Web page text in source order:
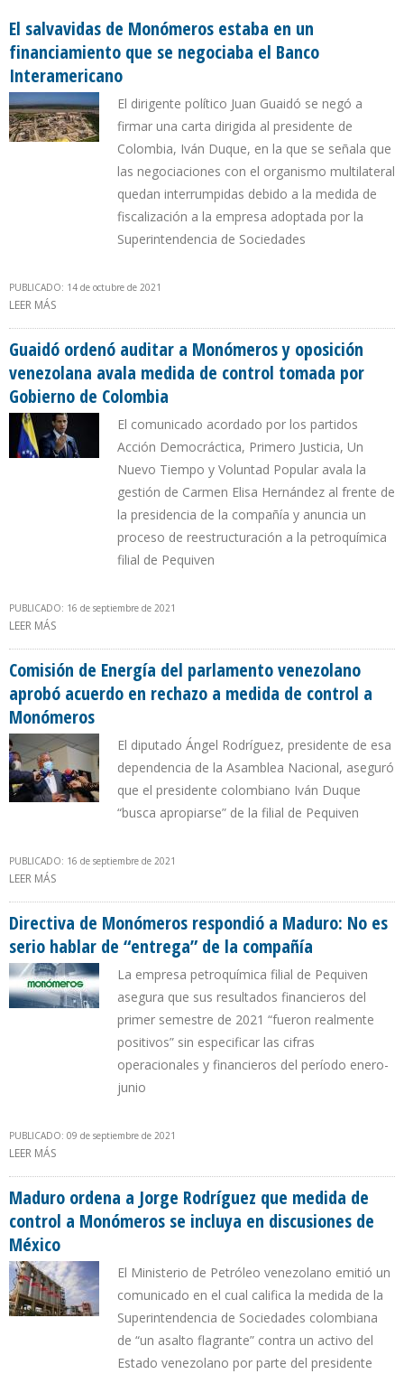
El salvavidas de Monómeros estaba en un
financiamiento que se negociaba el Banco
Interamericano
El dirigente político Juan Guaidó se negó a
firmar una carta dirigida al presidente de
Colombia, Iván Duque, en la que se señala que
las negociaciones con el organismo multilateral
quedan interrumpidas debido a la medida de
fiscalización a la empresa adoptada por la
Superintendencia de Sociedades
PUBLICADO: 14 de octubre de 2021
LEER MÁS
INTERAMERICANO
Guaidó ordenó auditar a Monómeros y oposición
venezolana avala medida de control tomada por
Gobierno de Colombia
El comunicado acordado por los partidos
Acción Democráctica, Primero Justicia, Un
Nuevo Tiempo y Voluntad Popular avala la
gestión de Carmen Elisa Hernández al frente de
la presidencia de la compañía y anuncia un
proceso de reestructuración a la petroquímica
filial de Pequiven
PUBLICADO: 16 de septiembre de 2021
LEER MÁS
GOBIERNO DE COLOMBIA
Comisión de Energía del parlamento venezolano
aprobó acuerdo en rechazo a medida de control a
Monómeros
El diputado Ángel Rodríguez, presidente de esa
dependencia de la Asamblea Nacional, aseguró
que el presidente colombiano Iván Duque
“busca apropiarse” de la filial de Pequiven
PUBLICADO: 16 de septiembre de 2021
LEER MÁS
MONÓMEROS
Directiva de Monómeros respondió a Maduro: No es
serio hablar de “entrega” de la compañía
La empresa petroquímica filial de Pequiven
asegura que sus resultados financieros del
primer semestre de 2021 “fueron realmente
positivos” sin especificar las cifras
operacionales y financieros del período enero-
junio
PUBLICADO: 09 de septiembre de 2021
LEER MÁS
Maduro ordena a Jorge Rodríguez que medida de
control a Monómeros se incluya en discusiones de
México
El Ministerio de Petróleo venezolano emitió un
comunicado en el cual califica la medida de la
Superintendencia de Sociedades colombiana
de “un asalto flagrante” contra un activo del
Estado venezolano por parte del presidente